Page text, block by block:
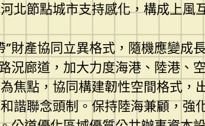
北節點城市支持感化，構成上風
財產協同立異格式，隨機應變成
況廊道，加大力度海港、陸港、
焦點，協同構建韌性空間格式，
諧聯念頭制。保持陸海兼顧，